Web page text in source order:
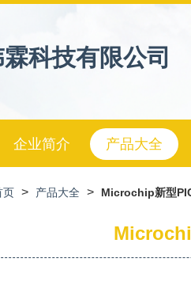
科技有限公司
企业简介 产品大全
页 > 产品大全 > Microchip新型